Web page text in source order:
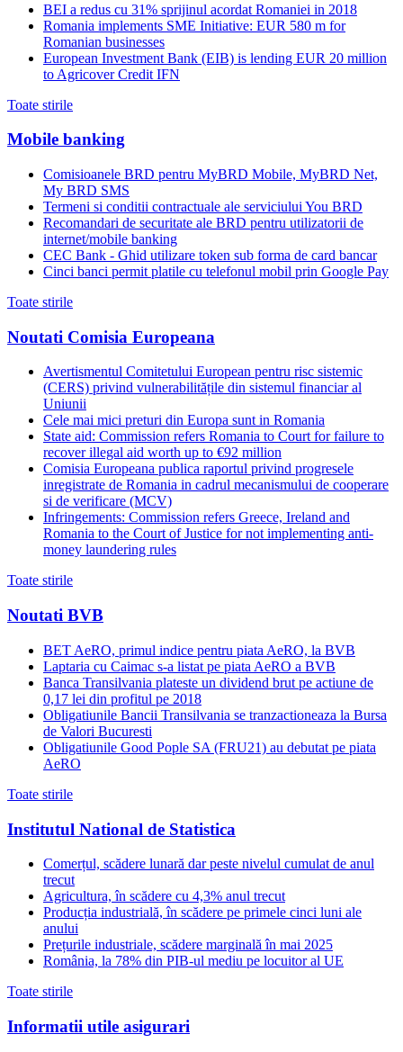
BEI a redus cu 31% sprijinul acordat Romaniei in 2018
Romania implements SME Initiative: EUR 580 m for
Romanian businesses
European Investment Bank (EIB) is lending EUR 20 million
to Agricover Credit IFN
Toate stirile
Mobile banking
Comisioanele BRD pentru MyBRD Mobile, MyBRD Net,
My BRD SMS
Termeni si conditii contractuale ale serviciului You BRD
Recomandari de securitate ale BRD pentru utilizatorii de
internet/mobile banking
CEC Bank - Ghid utilizare token sub forma de card bancar
Cinci banci permit platile cu telefonul mobil prin Google Pay
Toate stirile
Noutati Comisia Europeana
Avertismentul Comitetului European pentru risc sistemic
(CERS) privind vulnerabilitățile din sistemul financiar al
Uniunii
Cele mai mici preturi din Europa sunt in Romania
State aid: Commission refers Romania to Court for failure to
recover illegal aid worth up to €92 million
Comisia Europeana publica raportul privind progresele
inregistrate de Romania in cadrul mecanismului de cooperare
si de verificare (MCV)
Infringements: Commission refers Greece, Ireland and
Romania to the Court of Justice for not implementing anti-
money laundering rules
Toate stirile
Noutati BVB
BET AeRO, primul indice pentru piata AeRO, la BVB
Laptaria cu Caimac s-a listat pe piata AeRO a BVB
Banca Transilvania plateste un dividend brut pe actiune de
0,17 lei din profitul pe 2018
Obligatiunile Bancii Transilvania se tranzactioneaza la Bursa
de Valori Bucuresti
Obligatiunile Good Pople SA (FRU21) au debutat pe piata
AeRO
Toate stirile
Institutul National de Statistica
Comerțul, scădere lunară dar peste nivelul cumulat de anul
trecut
Agricultura, în scădere cu 4,3% anul trecut
Producția industrială, în scădere pe primele cinci luni ale
anului
Prețurile industriale, scădere marginală în mai 2025
România, la 78% din PIB-ul mediu pe locuitor al UE
Toate stirile
Informatii utile asigurari